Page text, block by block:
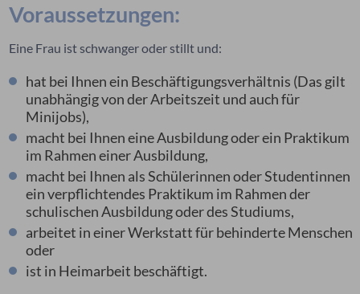
Voraussetzungen:
Eine Frau ist schwanger oder stillt und:
hat bei Ihnen ein Beschäftigungsverhältnis (Das gilt
unabhängig von der Arbeitszeit und auch für
Minijobs),
macht bei Ihnen eine Ausbildung oder ein Praktikum
im Rahmen einer Ausbildung,
macht bei Ihnen als Schülerinnen oder Studentinnen
ein verpflichtendes Praktikum im Rahmen der
schulischen Ausbildung oder des Studiums,
arbeitet in einer Werkstatt für behinderte Menschen
oder
ist in Heimarbeit beschäftigt.